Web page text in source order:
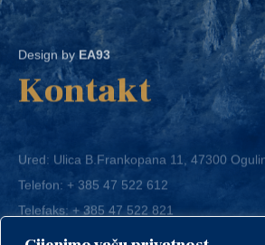
Design by EA93
Kontakt
Ured: Ulica B.Frankopana 11, 47300 Ogulin
Telefon: + 385 47 522 612
Telefaks: + 385 47 522 821
E-mail:
grad-ogulin@ogulin.hr